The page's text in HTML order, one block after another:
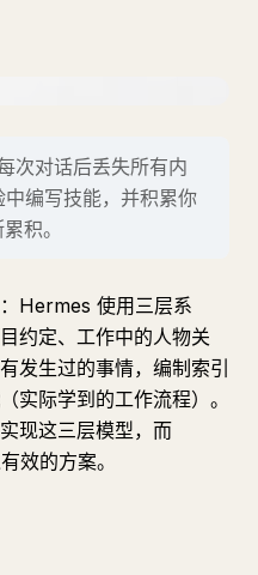
次对话后丢失所有内
编写技能，并积累你
积。
Hermes 使用三层系
目约定、工作中的人物关
有发生过的事情，编制索引
（实际学到的工作流程）。
现这三层模型，而
效的方案。